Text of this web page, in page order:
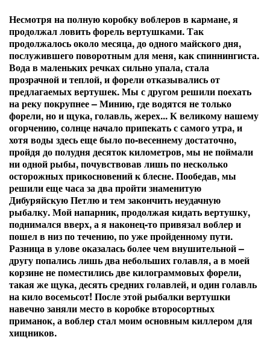
Несмотря на полную коробку воблеров в кармане, я
продолжал ловить форель вертушками. Так
продолжалось около месяца, до одного майского дня,
послужившего поворотным для меня, как спиннингиста.
Вода в маленьких речках сильно упала, стала
прозрачной и теплой, и форели отказывались от
предлагаемых вертушек. Мы с другом решили поехать
на реку покрупнее – Минию, где водятся не только
форели, но и щука, голавль, жерех... К великому нашему
огорчению, солнце начало припекать с самого утра, и
хотя воды здесь еще было по-весеннему достаточно,
пройдя до полудня десяток километров, мы не поймали
ни одной рыбы, почувствовав лишь по несколько
осторожных прикосновений к блесне. Пообедав, мы
решили еще часа за два пройти знаменитую
Дибуряйскую Петлю и тем закончить неудачную
рыбалку. Мой напарник, продолжая кидать вертушку,
поднимался вверх, а я наконец-то привязал воблер и
пошел в низ по течению, по уже пройденному пути.
Разница в улове оказалась более чем внушительной –
другу попались лишь два небольших голавля, а в моей
корзине не поместились две килограммовых форели,
такая же щука, десять средних голавлей, и один голавль
на кило восемьсот! После этой рыбалки вертушки
навечно заняли место в коробке второсортных
приманок, а воблер стал моим основным киллером для
хищников.